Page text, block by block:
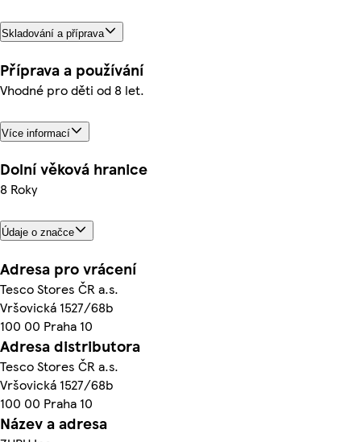
Skladování a příprava
Příprava a používání
Vhodné pro děti od 8 let.
Více informací
Dolní věková hranice
8 Roky
Údaje o značce
Adresa pro vrácení
Tesco Stores ČR a.s.
Vršovická 1527/68b
100 00 Praha 10
Adresa distributora
Tesco Stores ČR a.s.
Vršovická 1527/68b
100 00 Praha 10
Název a adresa